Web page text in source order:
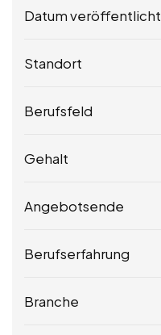
Datum veröffentlicht
Standort
Berufsfeld
Gehalt
Angebotsende
Berufserfahrung
Branche